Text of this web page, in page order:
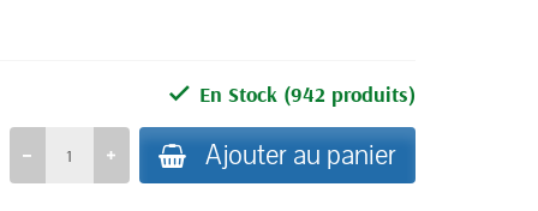
En Stock (942 produits)
Ajouter au panier